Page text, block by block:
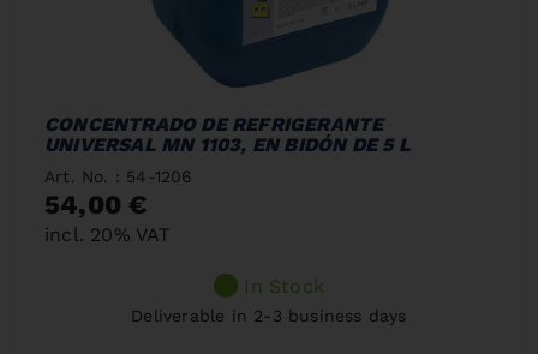
CONCENTRADO DE REFRIGERANTE
UNIVERSAL MN 1103, EN BIDÓN DE 5 L
Art. No. : 54-1206
54,00 €
incl. 20% VAT
In Stock
Deliverable in 2-3 business days